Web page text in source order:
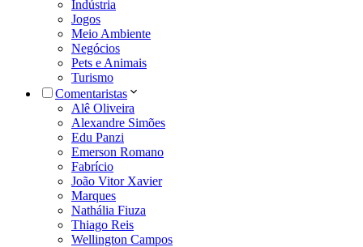
Indústria
Jogos
Meio Ambiente
Negócios
Pets e Animais
Turismo
Comentaristas
Alê Oliveira
Alexandre Simões
Edu Panzi
Emerson Romano
Fabrício
João Vitor Xavier
Marques
Nathália Fiuza
Thiago Reis
Wellington Campos